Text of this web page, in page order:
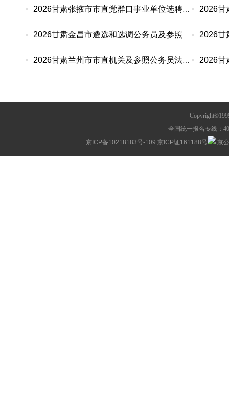
2026甘肃张掖市市直党群口事业单位选聘3人公告
2026甘肃金昌市遴选和选调公务员及参照公务员法管
2026甘肃兰州市市直机关及参照公务员法管理单位选
全国统一报名专线：
京ICP备10218183号-109 京ICP证161188号 京